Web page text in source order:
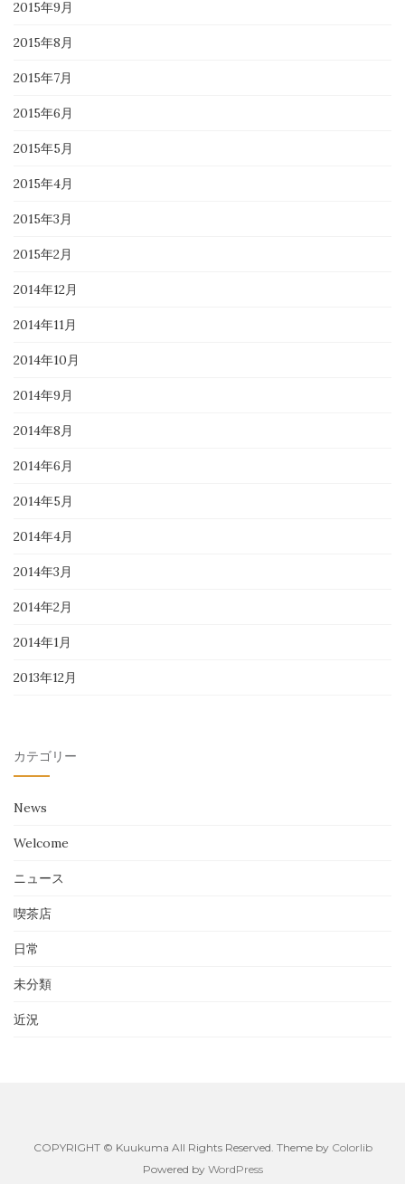
2015年9月
2015年8月
2015年7月
2015年6月
2015年5月
2015年4月
2015年3月
2015年2月
2014年12月
2014年11月
2014年10月
2014年9月
2014年8月
2014年6月
2014年5月
2014年4月
2014年3月
2014年2月
2014年1月
2013年12月
カテゴリー
News
Welcome
ニュース
喫茶店
日常
未分類
近況
COPYRIGHT © Kuukuma All Rights Reserved. Theme by Colorlib
Powered by WordPress